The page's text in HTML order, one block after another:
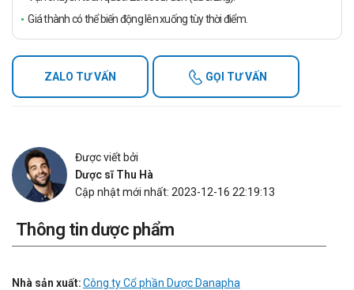
Giá thành có thể biến động lên xuống tùy thời điểm.
ZALO TƯ VẤN GỌI TƯ VẤN
Được viết bởi
Dược sĩ Thu Hà
Cập nhật mới nhất: 2023-12-16 22:19:13
Thông tin dược phẩm
Nhà sản xuất:Công ty Cổ phần Dược Danapha